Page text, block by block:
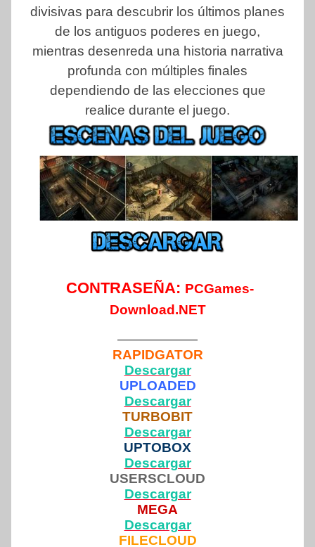
divisivas para descubrir los últimos planes
de los antiguos poderes en juego,
mientras desenreda una historia narrativa
profunda con múltiples finales
dependiendo de las elecciones que
realice durante el juego.
CONTRASEÑA: PCGames-
Download.NET
——————
RAPIDGATOR
Descargar
UPLOADED
Descargar
TURBOBIT
Descargar
UPTOBOX
Descargar
USERSCLOUD
Descargar
MEGA
Descargar
FILECLOUD